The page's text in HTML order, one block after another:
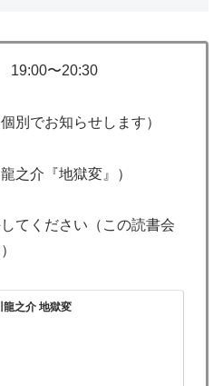
19:00〜20:30
別でお知らせします）
之介『地獄変』）
てください（この読書会
龍之介 地獄変